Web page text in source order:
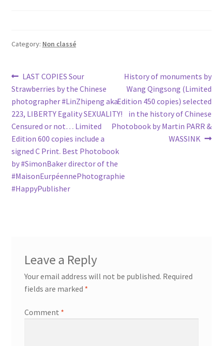
Category: Non classé
Post
navigation
Previous
post:
LAST COPIES Sour
Strawberries by the Chinese
photographer #LinZhipeng aka
223, LIBERTY Egality SEXUALITY!
Censured or not… Limited
Edition 600 copies include a
signed C Print. Best Photobook
by #SimonBaker director of the
#MaisonEurpéennePhotographie
#HappyPublisher
Next
post:
History of monuments by
Wang Qingsong (Limited
Edition 450 copies) selected
in the history of Chinese
Photobook by Martin PARR &
WASSINK
Leave a Reply
Your email address will not be published. Required
fields are marked *
Comment *